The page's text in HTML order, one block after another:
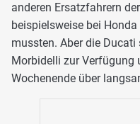
anderen Ersatzfahrern
beispielsweise bei
mussten. Aber die
Morbidelli zur Verfügung
Wochenende über